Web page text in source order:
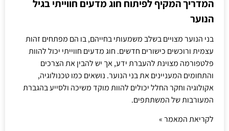
המדריך המקיף לפיתוח חוג מדעים חווייתי בגיל
הנוער
בני הנוער מצויים בשלב משמעותי בחייהם, בו הם מפתחים זהות
עצמית ורוכשים כישורים חדשים. חוג מדעים חווייתי יכול להוות
פלטפורמה מצוינת להעברת ידע, אך יש להבין את הצרכים
והתחומים המעניינים את בני הנוער. נושאים כמו טכנולוגיה,
אקולוגיה וחקר החלל יכולים להוות מוקד משיכה ולסייע בהגברת
המעורבות של המשתתפים.
לקריאת המאמר »